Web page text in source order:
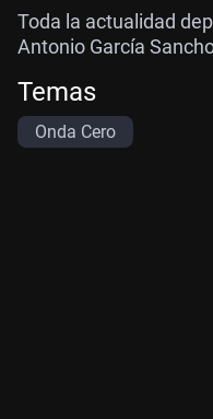
Toda la actualidad
Antonio García
Temas
Onda Cero